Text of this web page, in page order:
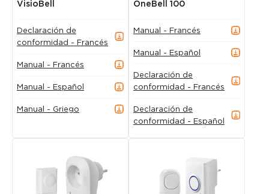
VisioBell
Declaración de
conformidad - Francés
Manual - Francés
Manual - Español
Manual - Griego
OneBell 100
Manual - Francés
Manual - Español
Declaración de
conformidad - Francés
Declaración de
conformidad - Español